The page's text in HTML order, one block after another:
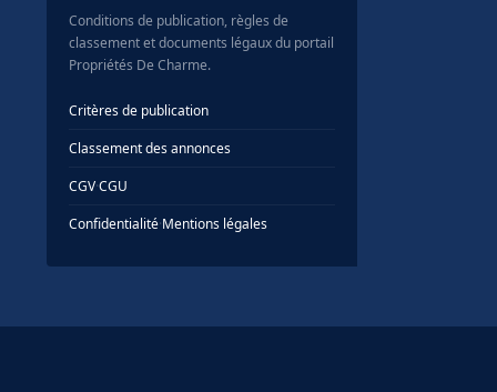
Conditions de publication, règles de
classement et documents légaux du portail
Propriétés De Charme.
Critères de publication
Classement des annonces
CGV·CGU
Confidentialité·Mentions légales